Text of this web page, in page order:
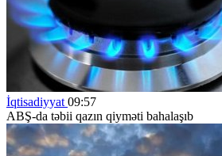
İqtisadiyyat 09:57
ABŞ-da təbii qazın qiyməti bahalaşıb